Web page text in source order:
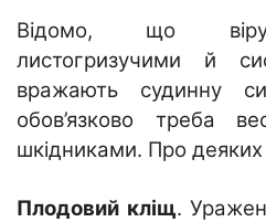
Відомо, що
листогризучими й
вражають судинну
обов’язково треба
шкідниками. Про деяких
Плодовий кліщ.